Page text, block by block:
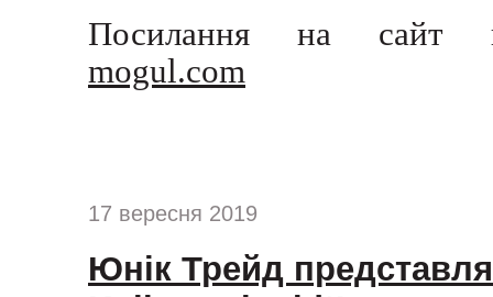
Посилання на сайт
mogul.com
17 вересня 2019
Юнік Трейд